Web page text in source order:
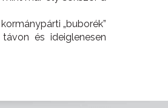
„buborék”
és ideiglenesen